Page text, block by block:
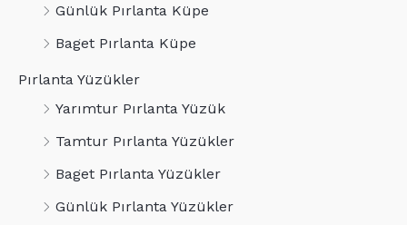
Günlük Pırlanta Küpe
Baget Pırlanta Küpe
Pırlanta Yüzükler
Yarımtur Pırlanta Yüzük
Tamtur Pırlanta Yüzükler
Baget Pırlanta Yüzükler
Günlük Pırlanta Yüzükler